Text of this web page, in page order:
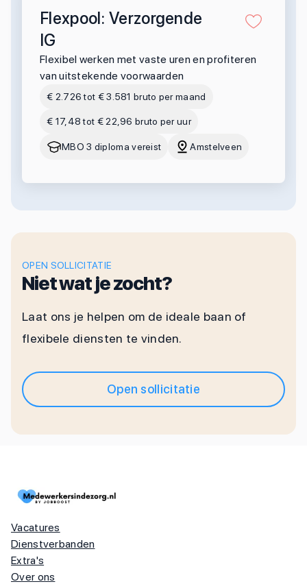
Flexpool: Verzorgende
IG
Flexibel werken met vaste uren en profiteren
van uitstekende voorwaarden
€ 2.726 tot € 3.581 bruto per maand
€ 17,48 tot € 22,96 bruto per uur
MBO 3 diploma vereist Amstelveen
OPEN SOLLICITATIE
Niet wat je zocht?
Laat ons je helpen om de ideale baan of
flexibele diensten te vinden.
Open sollicitatie
Vacatures
Dienstverbanden
Extra's
Over ons